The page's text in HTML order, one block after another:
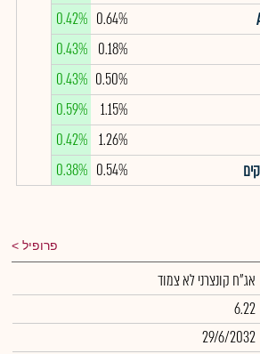
0.64%
0.42%
0.18%
0.43%
0.50%
0.43%
1.15%
0.59%
1.26%
0.42%
0.54%
0.38%
פרופיל
אג"ח קונצרני לא צמוד
6.22
29/6/2032